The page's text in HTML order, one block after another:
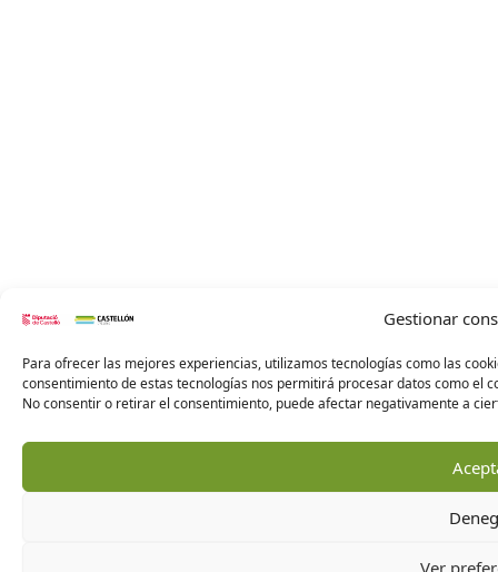
Gestionar
Para ofrecer las mejores experiencias, utilizamos tecnologías como las
consentimiento de estas tecnologías nos permitirá procesar datos como el
No consentir o retirar el consentimiento, puede afectar negativamente a
Ver